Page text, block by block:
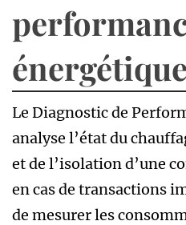
Le Diagnostic de
analyse l’état du
et de l’isolation d’une
en cas de transactions
de mesurer les